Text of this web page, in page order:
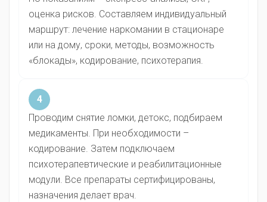
оценка рисков. Составляем индивидуальный
маршрут: лечение наркомании в стационаре
или на дому, сроки, методы, возможность
«блокады», кодирование, психотерапия.
4
Проводим снятие ломки, детокс, подбираем
медикаменты. При необходимости –
кодирование. Затем подключаем
психотерапевтические и реабилитационные
модули. Все препараты сертифицированы,
назначения делает врач.